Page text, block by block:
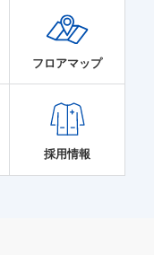
フロアマップ
採用情報